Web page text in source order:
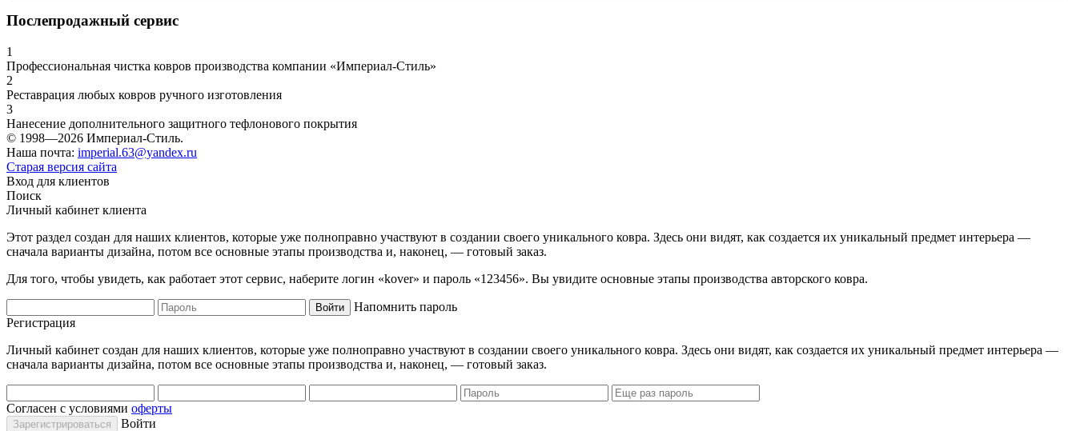
Послепродажный сервис
1
Профессиональная чистка ковров производства компании «Империал-Стиль»
2
Реставрация любых ковров ручного изготовления
3
Нанесение дополнительного защитного тефлонового покрытия
© 1998—2026 Империал-Стиль.
Наша почта: imperial.63@yandex.ru
Старая версия сайта
Вход для клиентов
Поиск
Личный кабинет клиента
Этот раздел создан для наших клиентов, которые уже полноправно участвуют в создании своего уникального ковра. Здесь они видят, как создается их уникальный предмет интерьера —
сначала варианты дизайна, потом все основные этапы производства и, наконец, — готовый заказ.
Для того, чтобы увидеть, как работает этот сервис, наберите логин «kover» и пароль «123456». Вы увидите основные этапы производства авторского ковра.
Напомнить пароль
Регистрация
Личный кабинет создан для наших клиентов, которые уже полноправно участвуют в создании своего уникального ковра. Здесь они видят, как создается их уникальный предмет интерьера —
сначала варианты дизайна, потом все основные этапы производства и, наконец, — готовый заказ.
Согласен с условиями оферты
Войти